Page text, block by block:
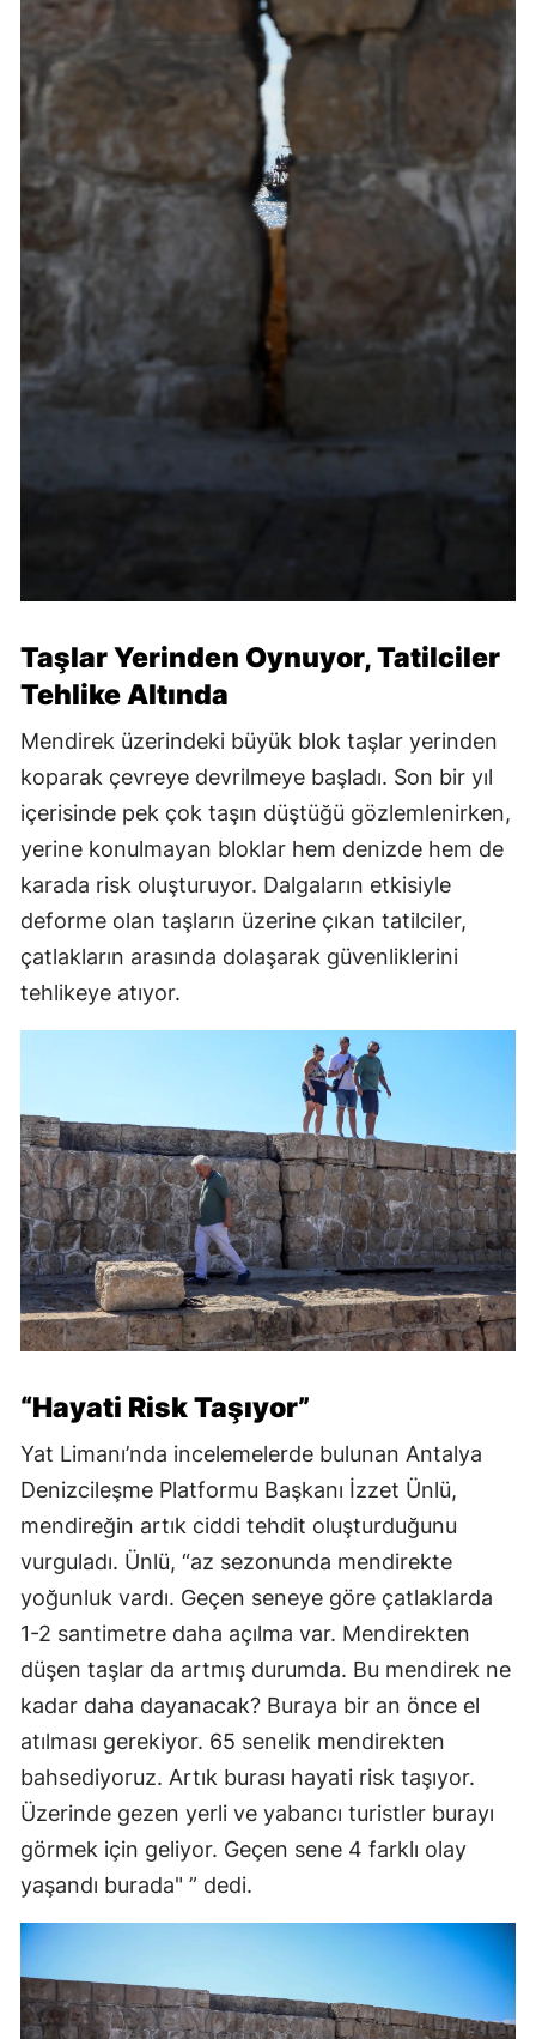
Taşlar Yerinden Oynuyor, Tatilciler
Tehlike Altında
Mendirek üzerindeki büyük blok taşlar yerinden
koparak çevreye devrilmeye başladı. Son bir yıl
içerisinde pek çok taşın düştüğü gözlemlenirken,
yerine konulmayan bloklar hem denizde hem de
karada risk oluşturuyor. Dalgaların etkisiyle
deforme olan taşların üzerine çıkan tatilciler,
çatlakların arasında dolaşarak güvenliklerini
tehlikeye atıyor.
“Hayati Risk Taşıyor”
Yat Limanı’nda incelemelerde bulunan Antalya
Denizcileşme Platformu Başkanı İzzet Ünlü,
mendireğin artık ciddi tehdit oluşturduğunu
vurguladı. Ünlü, “az sezonunda mendirekte
yoğunluk vardı. Geçen seneye göre çatlaklarda
1-2 santimetre daha açılma var. Mendirekten
düşen taşlar da artmış durumda. Bu mendirek ne
kadar daha dayanacak? Buraya bir an önce el
atılması gerekiyor. 65 senelik mendirekten
bahsediyoruz. Artık burası hayati risk taşıyor.
Üzerinde gezen yerli ve yabancı turistler burayı
görmek için geliyor. Geçen sene 4 farklı olay
yaşandı burada" ” dedi.